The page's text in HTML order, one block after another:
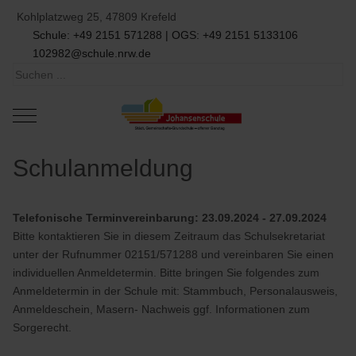
Kohlplatzweg 25, 47809 Krefeld
Schule: +49 2151 571288 | OGS: +49 2151 5133106
102982@schule.nrw.de
Mobile Menu Toggle
Schulanmeldung
Telefonische Terminvereinbarung: 23.09.2024 - 27.09.2024
Bitte kontaktieren Sie in diesem Zeitraum das Schulsekretariat
unter der Rufnummer 02151/571288 und vereinbaren Sie einen
individuellen Anmeldetermin. Bitte bringen Sie folgendes zum
Anmeldetermin in der Schule mit: Stammbuch, Personalausweis,
Anmeldeschein, Masern- Nachweis ggf. Informationen zum
Sorgerecht.